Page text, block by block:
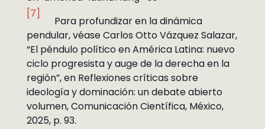
[7]
Para profundizar en la dinámica
pendular, véase Carlos Otto Vázquez Salazar,
“El péndulo político en América Latina: nuevo
ciclo progresista y auge de la derecha en la
región”, en Reflexiones críticas sobre
ideología y dominación: un debate abierto
volumen, Comunicación Científica, México,
2025, p. 93.